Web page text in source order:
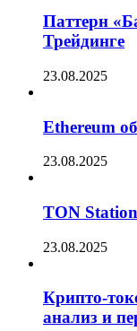
Паттерн
Трейдинге
23.08.2025
Ethereum
23.08.2025
TON
23.08.2025
Крипто-
анализ и